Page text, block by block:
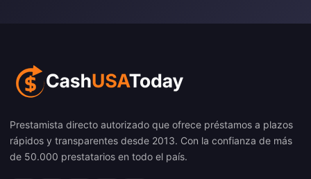
Prestamista directo autorizado que ofrece préstamos a plazos
rápidos y transparentes desde 2013. Con la confianza de más
de 50.000 prestatarios en todo el país.